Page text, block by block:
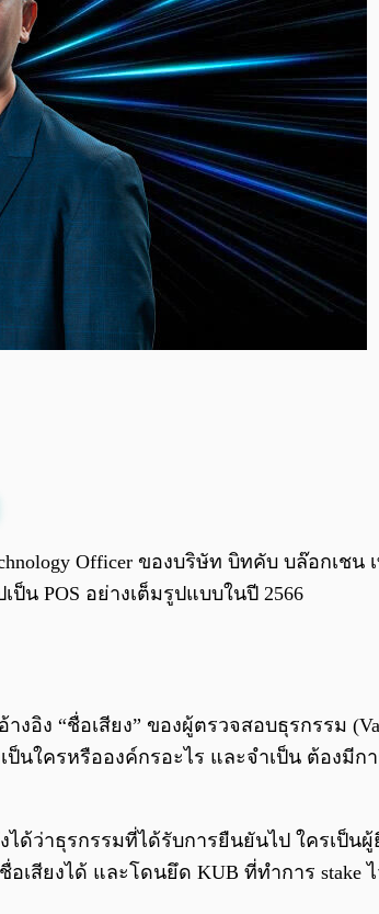
Officer ของบริษัท บิทคับ บล๊อกเช
ป็น POS อย่างเต็มรูปแบบในปี 2566
างอิง “ชื่อเสียง” ของผู้ตรวจสอบธุรกรรม
ป็นใครหรือองค์กรอะไร และจำเป็น ต้องมี
ด้ว่าธุรกรรมที่ได้รับการยืนยันไป ใครเป็
สียงได้ และโดนยึด KUB ที่ทำการ stake ไ